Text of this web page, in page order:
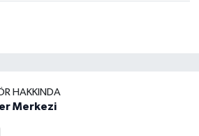
HAKKINDA
Merkezi